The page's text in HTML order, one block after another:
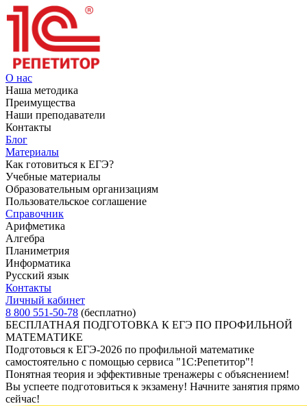
О нас
Наша методика
Преимущества
Наши преподаватели
Контакты
Блог
Материалы
Как готовиться к ЕГЭ?
Учебные материалы
Образовательным организациям
Пользовательское соглашение
Справочник
Арифметика
Алгебра
Планиметрия
Информатика
Русский язык
Контакты
Личный кабинет
8 800 551-50-78 (бесплатно)
БЕСПЛАТНАЯ ПОДГОТОВКА К ЕГЭ ПО ПРОФИЛЬНОЙ
МАТЕМАТИКЕ
Подготовься к ЕГЭ-2026 по профильной математике
самостоятельно с помощью сервиса "1С:Репетитор"!
Понятная теория и эффективные тренажеры с объяснением!
Вы успеете подготовиться к экзамену! Начните занятия прямо
сейчас!